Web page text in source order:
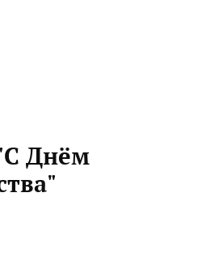
Днём